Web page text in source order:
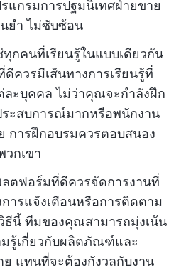
แกรมการปฐมนิเทศฝ่ายขาย
ยำ ไม่ซับซ้อน
ทุกคนที่เรียนรู้ในแบบเดียวกัน
ควรมีเส้นทางการเรียนรู้ที่
ละบุคคล ไม่ว่าคุณจะกำลังฝึก
ะสบการณ์มากหรือพนักงาน
การฝึกอบรมควรตอบสนอง
วกเขา
ตฟอร์มที่ดีควรจัดการงานที่
ารแจ้งเตือนหรือการติดตาม
ธีนี้ ทีมของคุณสามารถมุ่งเน้น
มรู้เกี่ยวกับผลิตภัณฑ์และ
แทนที่จะต้องกังวลกับงาน